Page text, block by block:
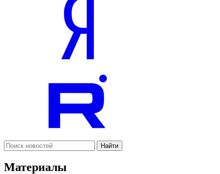
Найти
Материалы